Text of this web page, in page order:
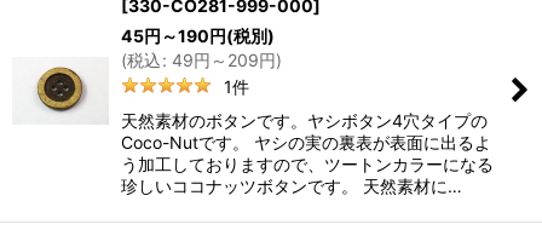
[330-CO281-999-000]
45円 ～190円(税別)
(税込: 49円 ～209円)
1件
天然素材のボタンです。ヤシボタン4穴タイプの
Coco-Nutです。 ヤシの実の裏表が表面に出るよ
う加工しておりますので、ツートンカラーになる
珍しいココナッツボタンです。 天然素材に…